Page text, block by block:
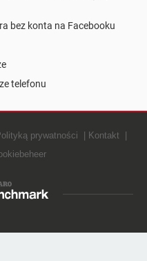
bez konta na Facebooku
telefonu
prywatności
Kontakt